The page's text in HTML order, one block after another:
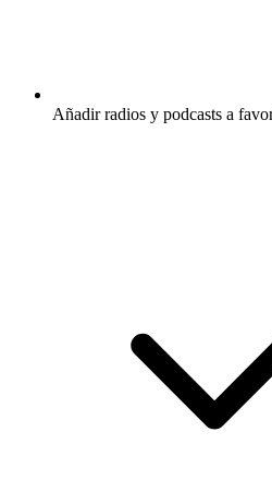
Añadir radios y podcasts a